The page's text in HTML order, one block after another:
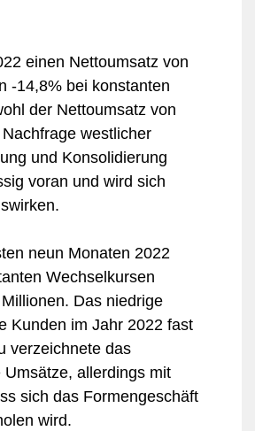
einen Nettoumsatz von
-14,8% bei konstanten
der Nettoumsatz von
westlicher
und Konsolidierung
voran und wird sich
neun Monaten 2022
Wechselkursen
Das niedrige
Kunden im Jahr 2022 fast
verzeichnete das
allerdings mit
sich das Formengeschäft
wird.